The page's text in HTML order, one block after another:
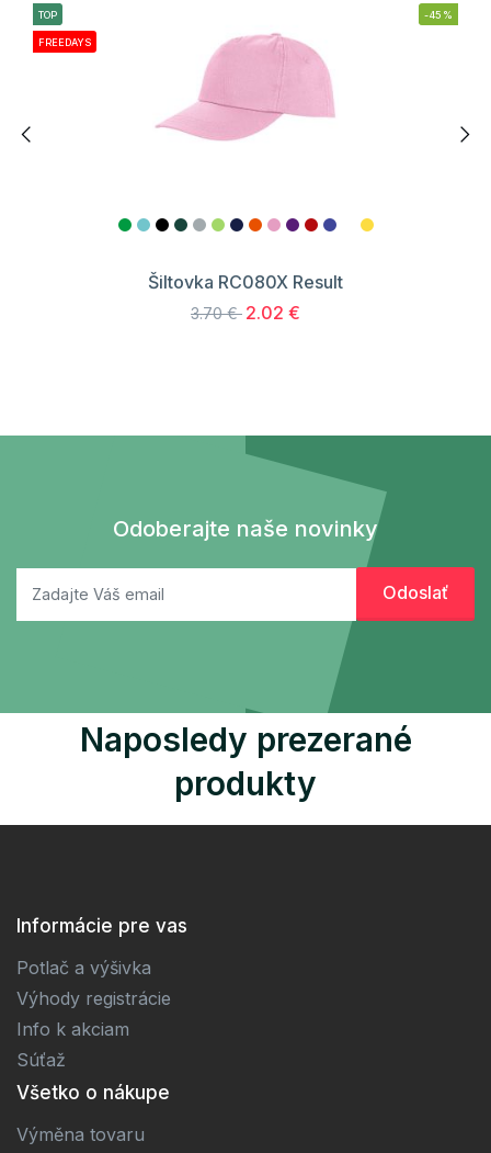
TOP
FREEDAYS
-45%
Šiltovka RC080X Result
3.70 € 2.02 €
Odoberajte naše novinky
Naposledy prezerané
produkty
Informácie pre vas
Potlač a výšivka
Výhody registrácie
Info k akciam
Súťaž
Všetko o nákupe
Výměna tovaru